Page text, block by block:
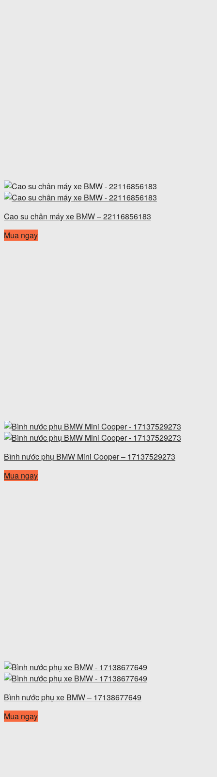
Cao su chân máy xe BMW – 22116856183
Mua ngay
Bình nước phụ BMW Mini Cooper – 17137529273
Mua ngay
Bình nước phụ xe BMW – 17138677649
Mua ngay